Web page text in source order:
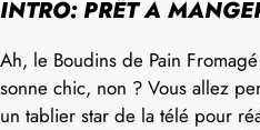
INTRO: PRÊT À
Ah, le Boudins de Pain
sonne chic, non ? Vous allez
un tablier star de la télé pour